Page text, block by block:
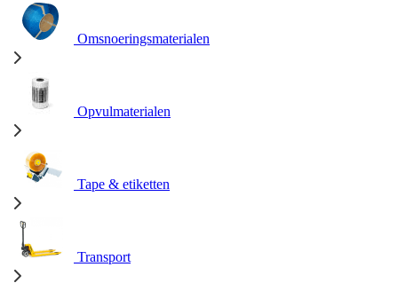
Omsnoeringsmaterialen
Opvulmaterialen
Tape & etiketten
Transport